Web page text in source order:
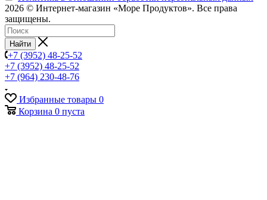
2026 © Интернет-магазин «Море Продуктов». Все права
защищены.
Найти
+7 (3952) 48-25-52
+7 (3952) 48-25-52
+7 (964) 230-48-76
Избранные товары 0
Корзина 0 пуста